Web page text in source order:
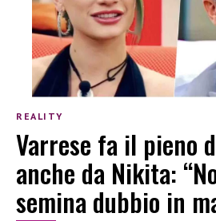
REALITY
Varrese fa il pieno
anche da Nikita:
semina dubbio in